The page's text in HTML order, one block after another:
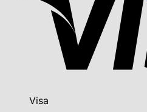
Visa